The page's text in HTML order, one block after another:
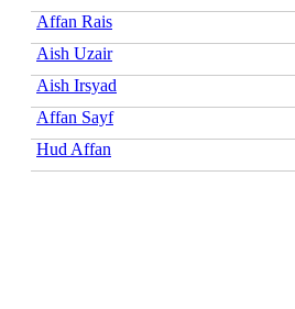
Affan Rais
Aish Uzair
Aish Irsyad
Affan Sayf
Hud Affan